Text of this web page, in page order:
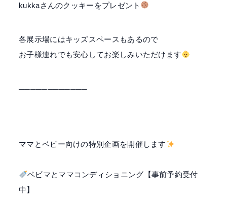
kukkaさんのクッキーをプレゼント
各展示場にはキッズスペースもあるので
お子様連れでも安心してお楽しみいただけます
────────────
ママとベビー向けの特別企画を開催します
ベビマとママコンディショニング【事前予約受付
中】